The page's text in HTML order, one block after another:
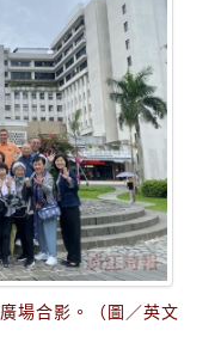
場合影。（圖／英文